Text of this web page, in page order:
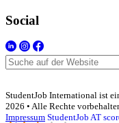
Social
StudentJob International ist
2026 • Alle Rechte
Impressum StudentJob AT